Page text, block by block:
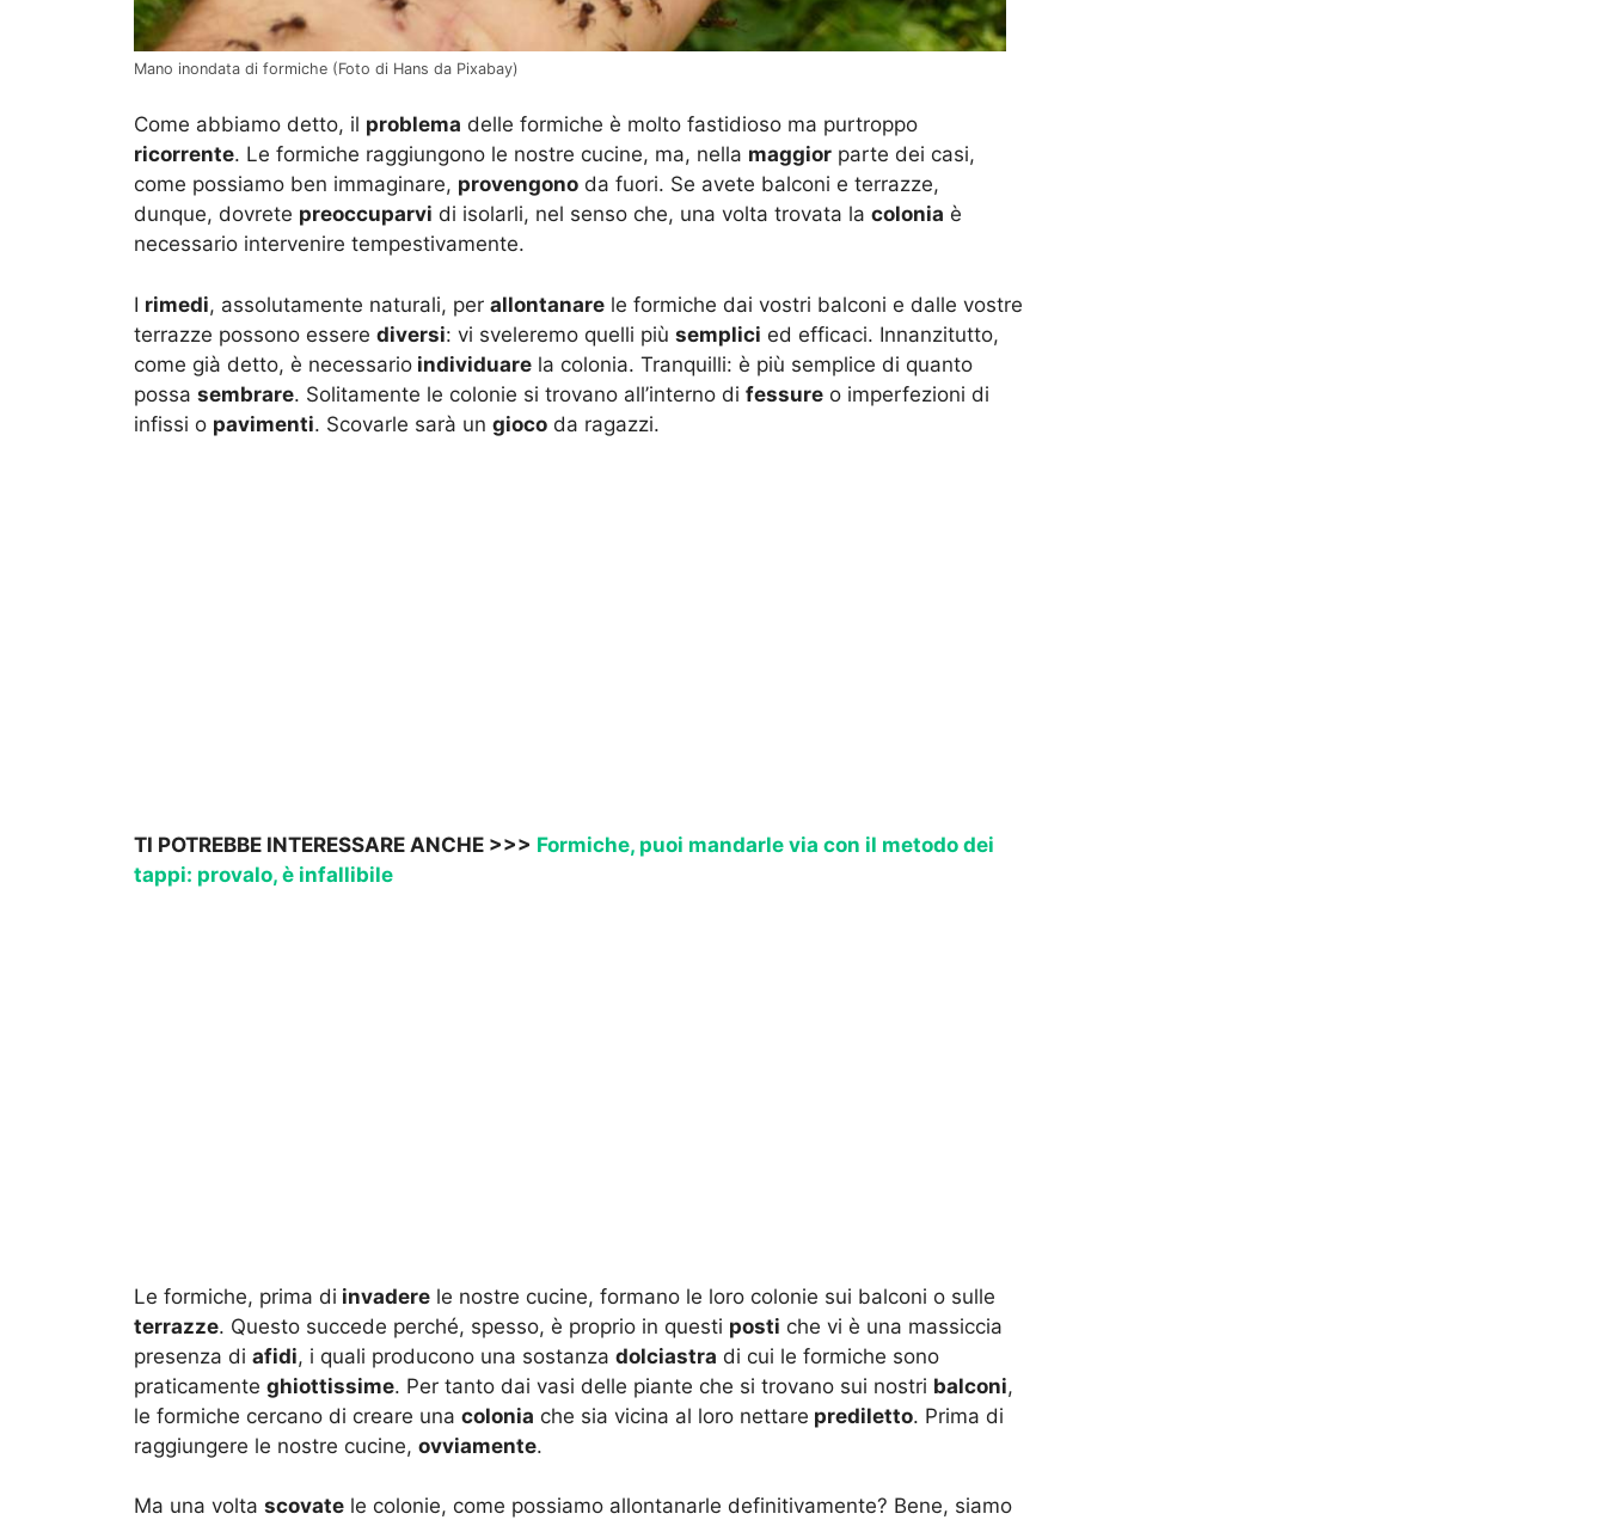
Mano inondata di formiche (Foto di Hans da Pixabay)
Come abbiamo detto, il problema delle formiche è molto fastidioso ma purtroppo
ricorrente. Le formiche raggiungono le nostre cucine, ma, nella maggior parte dei casi,
come possiamo ben immaginare, provengono da fuori. Se avete balconi e terrazze,
dunque, dovrete preoccuparvi di isolarli, nel senso che, una volta trovata la colonia è
necessario intervenire tempestivamente.
I rimedi, assolutamente naturali, per allontanare le formiche dai vostri balconi e dalle vostre
terrazze possono essere diversi: vi sveleremo quelli più semplici ed efficaci. Innanzitutto,
come già detto, è necessario individuare la colonia. Tranquilli: è più semplice di quanto
possa sembrare. Solitamente le colonie si trovano all’interno di fessure o imperfezioni di
infissi o pavimenti. Scovarle sarà un gioco da ragazzi.
TI POTREBBE INTERESSARE ANCHE >>> Formiche, puoi mandarle via con il metodo dei
tappi: provalo, è infallibile
Le formiche, prima di invadere le nostre cucine, formano le loro colonie sui balconi o sulle
terrazze. Questo succede perché, spesso, è proprio in questi posti che vi è una massiccia
presenza di afidi, i quali producono una sostanza dolciastra di cui le formiche sono
praticamente ghiottissime. Per tanto dai vasi delle piante che si trovano sui nostri balconi,
le formiche cercano di creare una colonia che sia vicina al loro nettare prediletto. Prima di
raggiungere le nostre cucine, ovviamente.
Ma una volta scovate le colonie, come possiamo allontanarle definitivamente? Bene, siamo